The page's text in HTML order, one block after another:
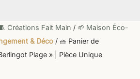
Créations Fait Main / 🌱 Maison Éco-
& Déco / 🧺 Panier de
Plage » | Pièce Unique